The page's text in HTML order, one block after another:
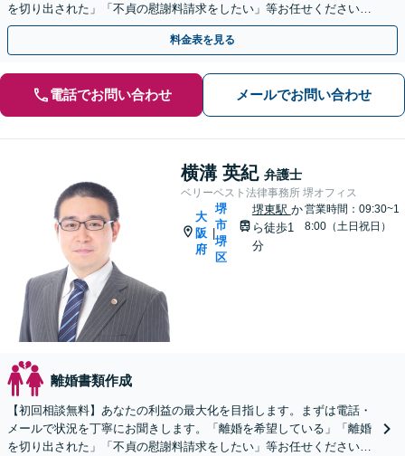
を切り出された」「不貞の慰謝料請求をしたい」等お任せください。
【リーズナブルな料金設定】
料金表を見る
電話でお問い合わせ メールでお問い合わせ
横溝 英紀 弁護士
ベリーベスト法律事務所 堺オフィス
大
阪
府
堺
市
堺
区
堺東駅 か
ら徒歩1
分
営業時間：09:30~1
8:00（土日祝日）
離婚書類作成
【初回相談無料】あなたの利益の最大化を目指します。まずは電話・
メールで状況を丁寧にお聞きします。「離婚を希望している」「離婚
を切り出された」「不貞の慰謝料請求をしたい」等お任せください。